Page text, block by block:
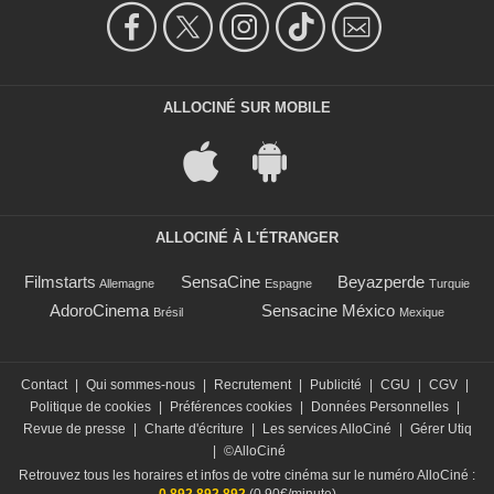
ALLOCINÉ SUR MOBILE
ALLOCINÉ À L'ÉTRANGER
Filmstarts Allemagne SensaCine Espagne Beyazperde Turquie
AdoroCinema Brésil Sensacine México Mexique
Contact Qui sommes-nous Recrutement Publicité CGU CGV
Politique de cookies
Préférences cookies Données Personnelles
Revue de presse
Charte d'écriture Les services AlloCiné
Gérer Utiq
©AlloCiné
Retrouvez tous les horaires et infos de votre cinéma sur le numéro AlloCiné :